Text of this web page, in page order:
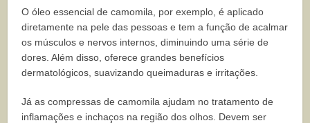
O óleo essencial de camomila, por exemplo, é aplicado
diretamente na pele das pessoas e tem a função de acalmar
os músculos e nervos internos, diminuindo uma série de
dores. Além disso, oferece grandes benefícios
dermatológicos, suavizando queimaduras e irritações.
Já as compressas de camomila ajudam no tratamento de
inflamações e inchaços na região dos olhos. Devem ser